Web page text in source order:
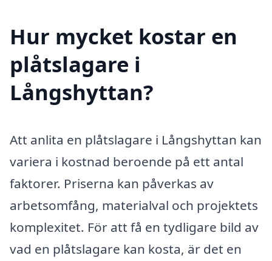
Hur mycket kostar en
plåtslagare i
Långshyttan?
Att anlita en plåtslagare i Långshyttan kan
variera i kostnad beroende på ett antal
faktorer. Priserna kan påverkas av
arbetsomfång, materialval och projektets
komplexitet. För att få en tydligare bild av
vad en plåtslagare kan kosta, är det en